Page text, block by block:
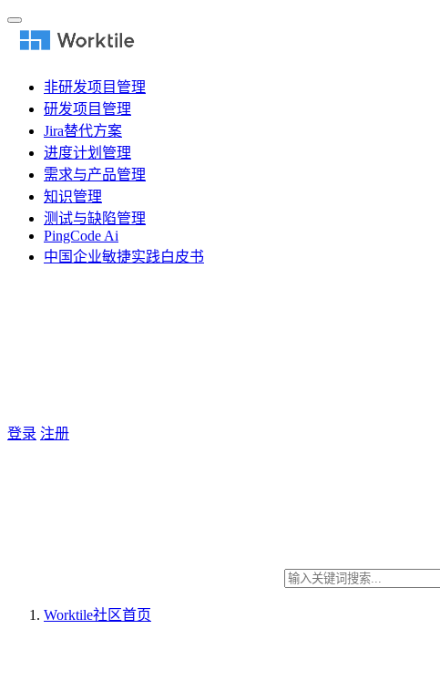
非研发项目管理
研发项目管理
Jira替代方案
进度计划管理
需求与产品管理
知识管理
测试与缺陷管理
PingCode Ai
中国企业敏捷实践白皮书
登录 注册
Worktile社区首页